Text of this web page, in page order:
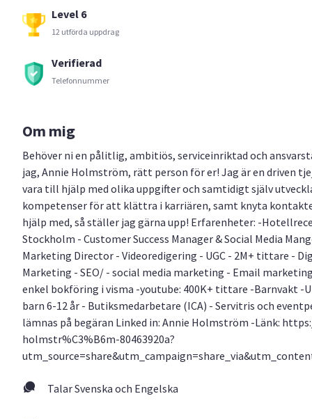
Level 6
12 utförda uppdrag
Verifierad
Telefonnummer
Om mig
Behöver ni en pålitlig, ambitiös, serviceinriktad och
jag, Annie Holmström, rätt person för er! Jag är en driven
vara till hjälp med olika uppgifter och samtidigt själv
kompetenser för att klättra i karriären, samt knyta
hjälp med, så ställer jag gärna upp! Erfarenheter: -
Stockholm - Customer Success Manager & Social Media
Marketing Director - Videoredigering - UGC - 2M+ tittare -
Marketing - SEO/ - social media marketing - Email
enkel bokföring i visma -youtube: 400K+ tittare -Barnvakt -
barn 6-12 år - Butiksmedarbetare (ICA) - Servitris och
lämnas på begäran Linked in: Annie Holmström -Länk:
holmstr%C3%B6m-80463920a?
Talar Svenska och Engelska